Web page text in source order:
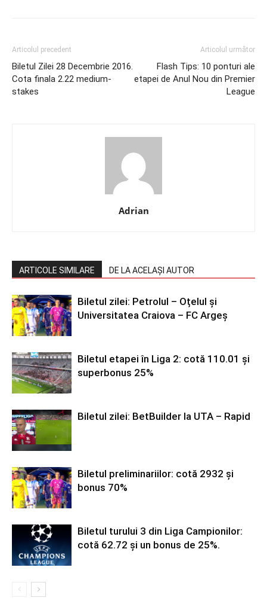
Articolul precedent
Biletul Zilei 28 Decembrie 2016.
Cota finala 2.22 medium-
stakes
Articolul următor
Flash Tips: 10 ponturi ale
etapei de Anul Nou din Premier
League
Adrian
ARTICOLE SIMILARE DE LA ACELAȘI AUTOR
Biletul zilei: Petrolul – Oțelul și
Universitatea Craiova – FC Argeș
Biletul etapei în Liga 2: cotă 110.01 și
superbonus 25%
Biletul zilei: BetBuilder la UTA – Rapid
Biletul preliminariilor: cotă 2932 și
bonus 70%
Biletul turului 3 din Liga Campionilor:
cotă 62.72 și un bonus de 25%.